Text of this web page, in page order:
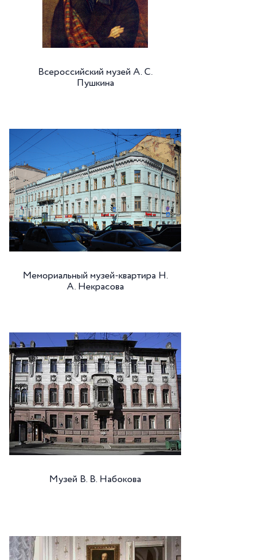
Всероссийский музей А. С.
Пушкина
Мемориальный музей-квартира Н.
А. Некрасова
Музей В. В. Набокова